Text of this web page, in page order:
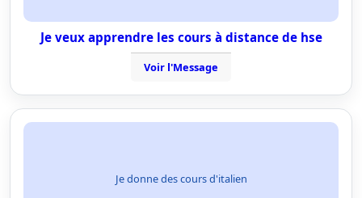
Je veux apprendre les cours à distance de hse
Voir l'Message
Je donne des cours d'italien